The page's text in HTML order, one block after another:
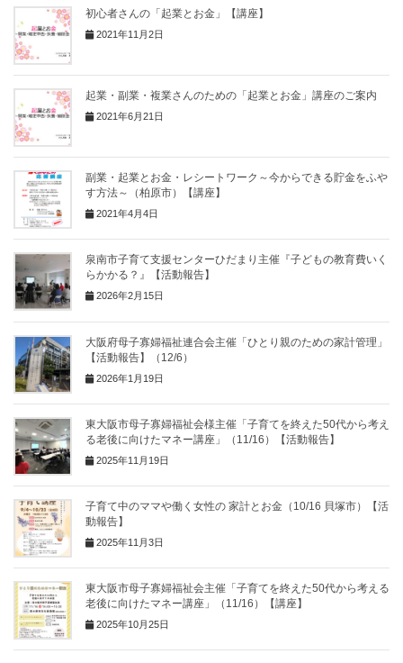
初心者さんの「起業とお金」【講座】
2021年11月2日
起業・副業・複業さんのための「起業とお金」講座のご案内
2021年6月21日
副業・起業とお金・レシートワーク～今からできる貯金をふや
す方法～（柏原市）【講座】
2021年4月4日
泉南市子育て支援センターひだまり主催『子どもの教育費いく
らかかる？』【活動報告】
2026年2月15日
大阪府母子寡婦福祉連合会主催「ひとり親のための家計管理」
【活動報告】（12/6）
2026年1月19日
東大阪市母子寡婦福祉会様主催「子育てを終えた50代から考え
る老後に向けたマネー講座」（11/16）【活動報告】
2025年11月19日
子育て中のママや働く女性の 家計とお金（10/16 貝塚市）【活
動報告】
2025年11月3日
東大阪市母子寡婦福祉会主催「子育てを終えた50代から考える
老後に向けたマネー講座」（11/16）【講座】
2025年10月25日